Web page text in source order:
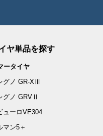
ヤ単品を探す
ータイヤ
グノ GR-XⅢ
グノ GRVⅡ
ューロVE304
マン5＋